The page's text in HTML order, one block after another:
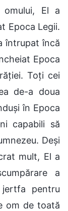
El a
Epoca Legii.
întrupat încă
Epoca
Toți cei
de-a doua
în Epoca
capabili să
Deși
mult, El a
a
pentru
om de toată